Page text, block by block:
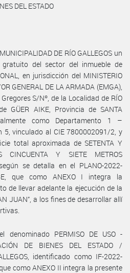
DEL ESTADO
DE RÍO GALLEGOS un
del sector del inmueble de
en jurisdicción del MINISTERIO
GENERAL DE LA ARMADA (EMGA),
S/Nº, de la Localidad de RÍO
GÜER AIKE, Provincia de SANTA
como Departamento 1 –
5, vinculado al CIE 7800002091/2, y
total aproximada de SETENTA Y
CINCUENTA Y SIETE METROS
se detalla en el PLANO-2022-
que como ANEXO I integra la
de llevar adelante la ejecución de la
JUAN”, a los fines de desarrollar allí
denominado PERMISO DE USO -
DE BIENES DEL ESTADO /
identificado como IF-2022-
como ANEXO II integra la presente